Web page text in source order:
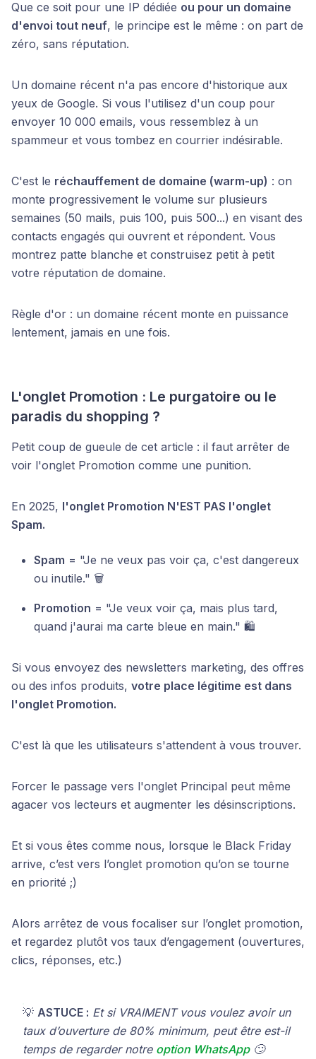
Que ce soit pour une IP dédiée ou pour un domaine
d'envoi tout neuf, le principe est le même : on part de
zéro, sans réputation.
Un domaine récent n'a pas encore d'historique aux
yeux de Google. Si vous l'utilisez d'un coup pour
envoyer 10 000 emails, vous ressemblez à un
spammeur et vous tombez en courrier indésirable.
C'est le réchauffement de domaine (warm-up) : on
monte progressivement le volume sur plusieurs
semaines (50 mails, puis 100, puis 500...) en visant des
contacts engagés qui ouvrent et répondent. Vous
montrez patte blanche et construisez petit à petit
votre réputation de domaine.
Règle d'or : un domaine récent monte en puissance
lentement, jamais en une fois.
L'onglet Promotion : Le purgatoire ou le
paradis du shopping ?
Petit coup de gueule de cet article : il faut arrêter de
voir l'onglet Promotion comme une punition.
En 2025, l'onglet Promotion N'EST PAS l'onglet
Spam.
Spam = "Je ne veux pas voir ça, c'est dangereux
ou inutile." 🗑️
Promotion = "Je veux voir ça, mais plus tard,
quand j'aurai ma carte bleue en main." 🛍️
Si vous envoyez des newsletters marketing, des offres
ou des infos produits, votre place légitime est dans
l'onglet Promotion.
C'est là que les utilisateurs s'attendent à vous trouver.
Forcer le passage vers l'onglet Principal peut même
agacer vos lecteurs et augmenter les désinscriptions.
Et si vous êtes comme nous, lorsque le Black Friday
arrive, c’est vers l’onglet promotion qu’on se tourne
en priorité ;)
Alors arrêtez de vous focaliser sur l’onglet promotion,
et regardez plutôt vos taux d’engagement (ouvertures,
clics, réponses, etc.)
💡 ASTUCE : Et si VRAIMENT vous voulez avoir un
taux d’ouverture de 80% minimum, peut être est-il
temps de regarder notre option WhatsApp🙄